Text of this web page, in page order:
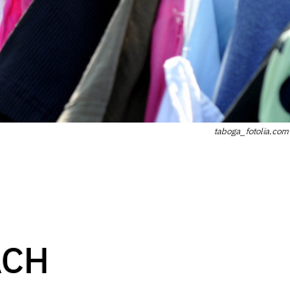
taboga_fotolia.com